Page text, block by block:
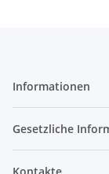
Informationen
Gesetzliche
Kontakte